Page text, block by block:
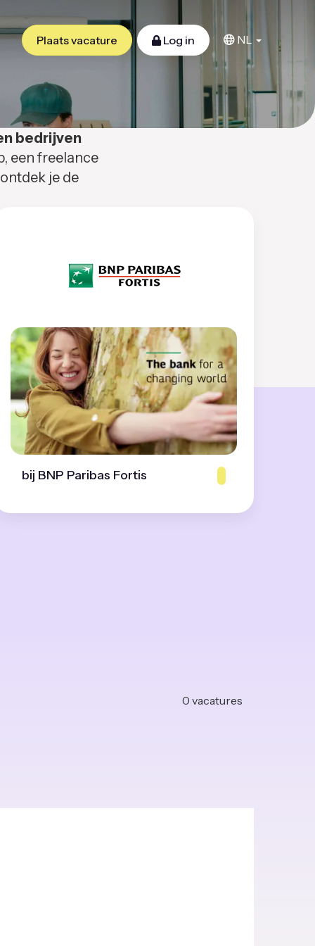
Plaats vacature Log in NL
bedrijven
een freelance
je de
bij BNP Paribas Fortis
0 vacatures